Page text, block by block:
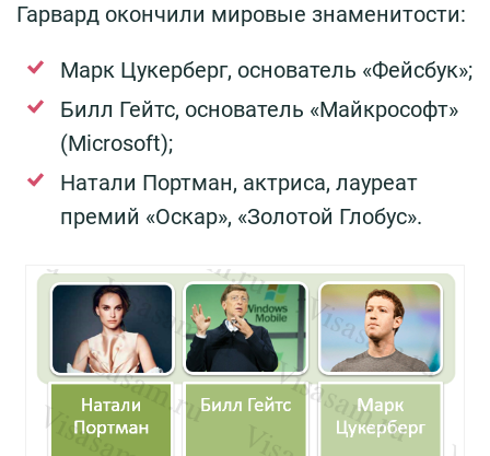
Гарвард окончили мировые знаменитости:
Марк Цукерберг, основатель «Фейсбук»;
Билл Гейтс, основатель «Майкрософт»
(Microsoft);
Натали Портман, актриса, лауреат
премий «Оскар», «Золотой Глобус».